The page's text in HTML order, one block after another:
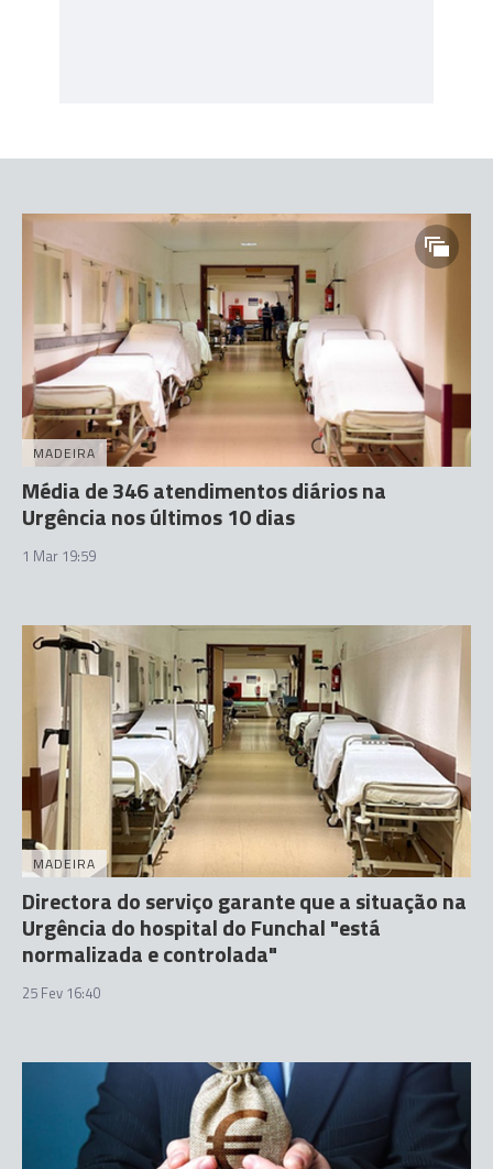
MADEIRA
Média de 346 atendimentos diários na
Urgência nos últimos 10 dias
1 Mar 19:59
MADEIRA
Directora do serviço garante que a situação na
Urgência do hospital do Funchal "está
normalizada e controlada"
25 Fev 16:40